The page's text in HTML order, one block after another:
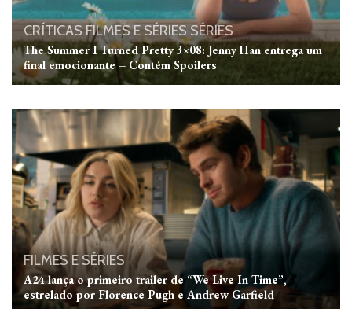
CRÍTICAS FILMES E SÉRIES SÉRIES
The Summer I Turned Pretty 3×08: Jenny Han entrega um
final emocionante – Contém Spoilers
FILMES E SÉRIES
A24 lança o primeiro trailer de “We Live In Time”,
estrelado por Florence Pugh e Andrew Garfield